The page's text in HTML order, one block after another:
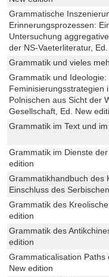
Grammatische
Erinnerungsprozessen:
Untersuchung
der NS-Vaeterliteratur,
Grammatik und vieles
Grammatik und Ideologie:
Feminisierungsstrategien
Polnischen aus Sicht der
Gesellschaft, Ed. New
Grammatik im Text und
Grammatik im Dienste
edition
Grammatikhandbuch des
Einschluss des
Grammatik des
edition
Grammatik des
edition
Grammaticalisation Paths
New edition